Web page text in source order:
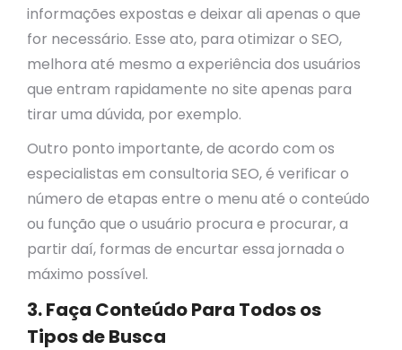
informações expostas e deixar ali apenas o que
for necessário. Esse ato, para otimizar o SEO,
melhora até mesmo a experiência dos usuários
que entram rapidamente no site apenas para
tirar uma dúvida, por exemplo.
Outro ponto importante, de acordo com os
especialistas em consultoria SEO, é verificar o
número de etapas entre o menu até o conteúdo
ou função que o usuário procura e procurar, a
partir daí, formas de encurtar essa jornada o
máximo possível.
3. Faça Conteúdo Para Todos os
Tipos de Busca